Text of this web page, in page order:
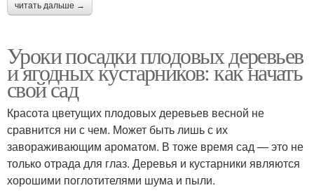
читать дальше →
Уроки посадки плодовых деревьев
и ягодных кустарников: как начать
свой сад
Красота цветущих плодовых деревьев весной не
сравнится ни с чем. Может быть лишь с их
завораживающим ароматом. В тоже время сад — это не
только отрада для глаз. Деревья и кустарники являются
хорошими поглотителями шума и пыли.